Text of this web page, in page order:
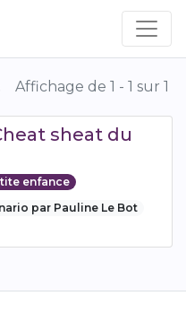
Affichage de 1 - 1 sur 1
sheat du
enfance
par Pauline Le Bot